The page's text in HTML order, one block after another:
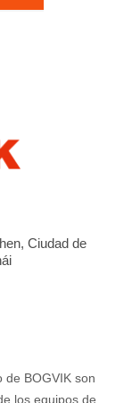
Ciudad de
de BOGVIK son
los equipos de